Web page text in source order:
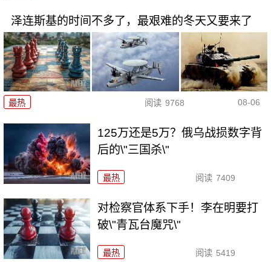
泽连斯基的时间不多了，最艰难的冬天又要来了
最热 阅读 9768 08-06
125万还是5万？俄乌战损数字背
后的\"三国杀\"
最热 阅读 7409
对检察官体系下手！李在明要打
破\"青瓦台魔咒\"
最热 阅读 5419